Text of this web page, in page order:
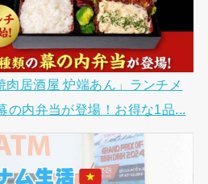
肉居酒屋 炉端あん」ランチメ
の内弁当が登場！お得な1品...